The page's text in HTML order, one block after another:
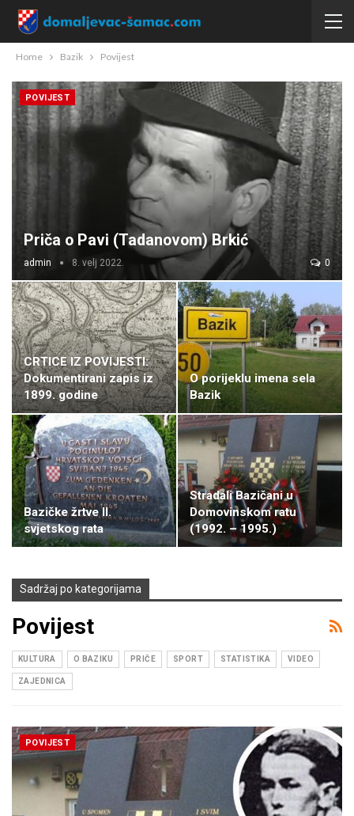
Home Bazik Povijest
POVIJEST
Priča o Pavi (Tadanovom) Brkić
admin 8. velj 2022. 0
CRTICE IZ POVIJESTI:
Dokumentirani zapis iz
1899. godine
O porijeklu imena sela
Bazik
Bazičke žrtve II.
svjetskog rata
Stradali Bazičani u
Domovinskom ratu
(1992. – 1995.)
Sadržaj po kategorijama
Povijest
KULTURA O BAZIKU PRIČE SPORT STATISTIKA VIDEO
ZAJEDNICA
POVIJEST